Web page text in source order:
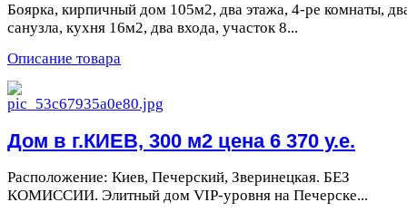
Боярка, кирпичный дом 105м2, два этажа, 4-ре комнаты,
санузла, кухня 16м2, два входа, участок 8...
Описание товара
Дом в г.КИЕВ, 300 м2 цена 6 370 у.е.
Расположение: Киев, Печерский, Зверинецкая. БЕЗ
КОМИССИИ. Элитный дом VIP-уровня на Печерске...